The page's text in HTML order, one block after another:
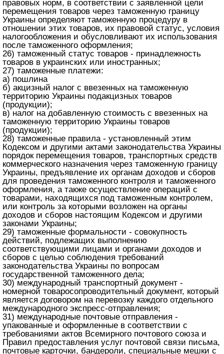
правовых норм, в соответствии с заявленной цели
перемещения товаров через таможенную границу
Украины определяют таможенную процедуру в
отношении этих товаров, их правовой статус, условия
налогообложения и обусловливают их использования
после таможенного оформления;
26) таможенный статус товаров - принадлежность
товаров в украинских или иностранных;
27) таможенные платежи:
а) пошлина
б) акцизный налог с ввезенных на таможенную
территорию Украины подакцизных товаров
(продукции);
в) налог на добавленную стоимость с ввезенных на
таможенную территорию Украины товаров
(продукции);
28) таможенные правила - установленный этим
Кодексом и другими актами законодательства Украины
порядок перемещения товаров, транспортных средств
коммерческого назначения через таможенную границу
Украины, предъявление их органам доходов и сборов
для проведения таможенного контроля и таможенного
оформления, а также осуществление операций с
товарами, находящихся под таможенным контролем,
или контроль за которыми возложен на органы
доходов и сборов настоящим Кодексом и другими
законами Украины;
29) таможенные формальности - совокупность
действий, подлежащих выполнению
соответствующими лицами и органами доходов и
сборов с целью соблюдения требований
законодательства Украины по вопросам
государственной таможенного дела;
30) международный транспортный документ -
номерной товаросопроводительный документ, который
является договором на перевозку каждого отдельного
международного экспресс-отправления;
31) международные почтовые отправления -
упакованные и оформленные в соответствии с
требованиями актов Всемирного почтового союза и
Правил предоставления услуг почтовой связи письма,
почтовые карточки, бандероли, специальные мешки с